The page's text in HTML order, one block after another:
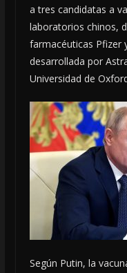
a tres candidatas a
laboratorios chinos,
farmacéuticas Pfizer
desarrollada por
Universidad de
Según Putin, la